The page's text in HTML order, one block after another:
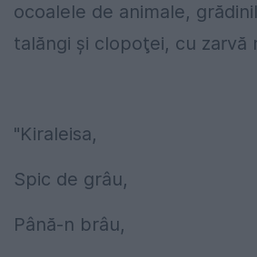
ocoalele de animale,
talăngi şi clopoţei, cu zarvă
"Kiraleisa,
Spic de grâu,
Până-n brâu,